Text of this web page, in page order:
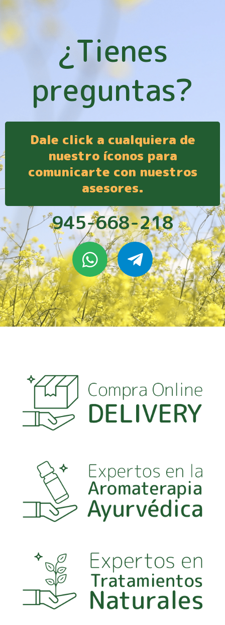
¿Tienes
preguntas?
Dale click a cualquiera de
nuestro íconos para
comunicarte con nuestros
asesores.
945-668-218